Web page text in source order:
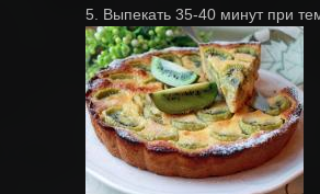
5. Выпекать 35-40 минут при